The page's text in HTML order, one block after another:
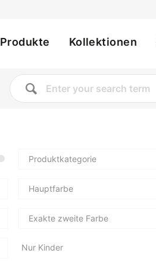
Main
Produkte Kollektionen
Produktkategorie
Hauptfarbe
Exakte zweite Farbe
Nur Kinder